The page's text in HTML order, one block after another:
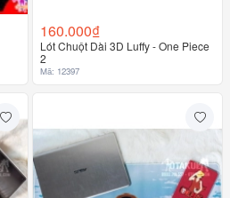
160.000₫
Lót Chuột Dài 3D Luffy - One Piece
2
Mã: 12397